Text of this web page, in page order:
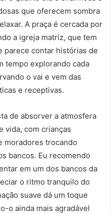
que oferecem sombra
A praça é cercada por
a igreja matriz, que tem
parece contar histórias de
tempo explorando cada
o vai e vem das
e receptivas.
de absorver a atmosfera
vida, com crianças
moradores trocando
bancos. Eu recomendo
em um dos bancos da
o ritmo tranquilo do
suave dá um toque
o ainda mais agradável